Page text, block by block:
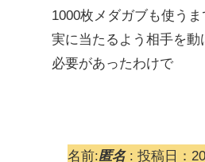
1000枚メダガブも使う
実に当たるよう相手を
必要があったわけで
名前:匿名: 投稿日：